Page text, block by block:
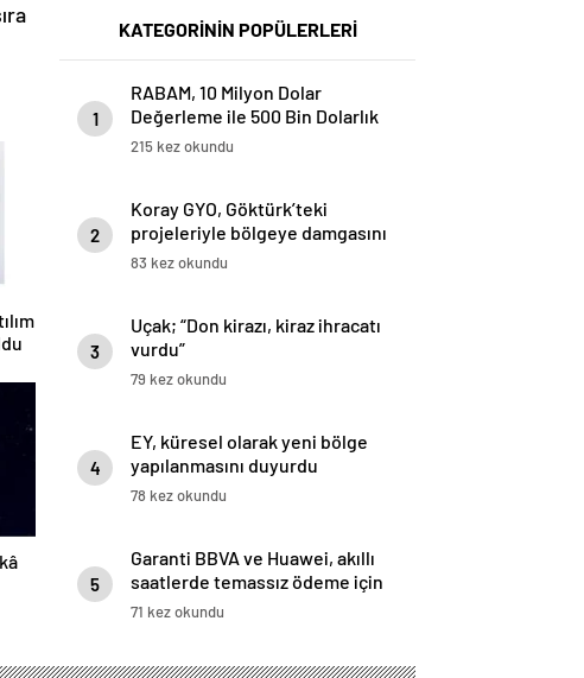
KATEGORİNİN POPÜLERLERİ
1
RABAM, 10 Milyon Dolar
Değerleme ile 500 Bin Dolarlık
Yatırım Aldı
215 kez okundu
2
Koray GYO, Göktürk’teki
projeleriyle bölgeye damgasını
vuruyor
83 kez okundu
3
Uçak; “Don kirazı, kiraz ihracatı
vurdu”
79 kez okundu
4
EY, küresel olarak yeni bölge
yapılanmasını duyurdu
78 kez okundu
5
Garanti BBVA ve Huawei, akıllı
saatlerde temassız ödeme için
iş birliği yaptı: Huawei WATCH
71 kez okundu